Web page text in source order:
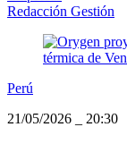
Redacción Gestión
Perú
21/05/2026
20:30